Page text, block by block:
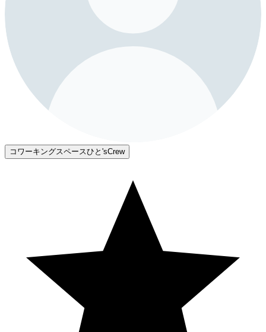
コワーキングスペースひと'sCrew